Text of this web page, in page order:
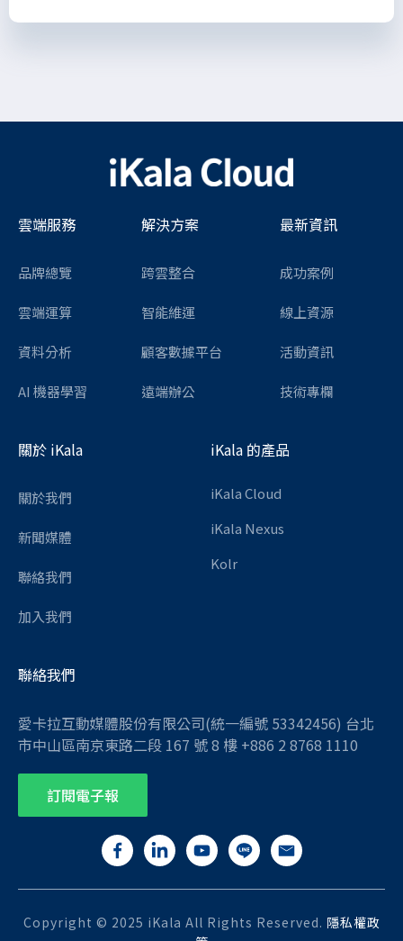
雲端服務
品牌總覽
雲端運算
資料分析
AI 機器學習
解決方案
跨雲整合
智能維運
顧客數據平台
遠端辦公
最新資訊
成功案例
線上資源
活動資訊
技術專欄
關於 iKala
關於我們
新聞媒體
聯絡我們
加入我們
iKala 的產品
iKala Cloud
iKala Nexus
Kolr
聯絡我們
愛卡拉互動媒體股份有限公司(統一編號 53342456) 台北
市中山區南京東路二段 167 號 8 樓 +886 2 8768 1110
訂閱電子報
Copyright © 2025 iKala All Rights Reserved. 隱私權政